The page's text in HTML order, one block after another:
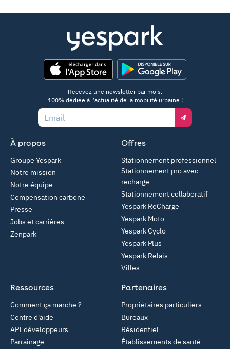
Recevez une newsletter par mois,
100% dédiée à l'actualité de la mobilité urbaine !
À propos
Groupe Yespark
Notre mission
Notre équipe
Compensation carbone
Presse
Jobs et carrières
Zenpark
Offres
Stationnement professionnel
Stationnement pro avec
recharge
Stationnement collaboratif
Yespark ReCharge
Yespark Moto
Yespark Cyclo
Yespark Plus
Yespark Relais
Villes
Partenaires
Propriétaires particuliers
Bureaux
Résidentiel
Établissements de santé
Ressources
Comment ça marche ?
Centre d'aide
API développeurs
Parrainage